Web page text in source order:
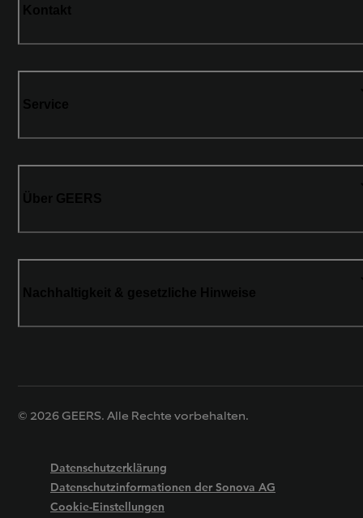
© 2026 GEERS. Alle Rechte vorbehalten.
Datenschutzerklärung
Datenschutzinformationen der Sonova AG
Cookie-Einstellungen